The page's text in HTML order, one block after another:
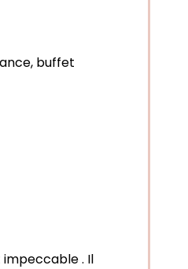
buffet
impeccable . Il